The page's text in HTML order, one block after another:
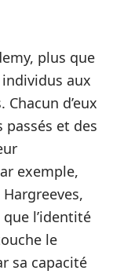
plus que
aux
d’eux
et des
exemple,
l’identité
le
sa capacité